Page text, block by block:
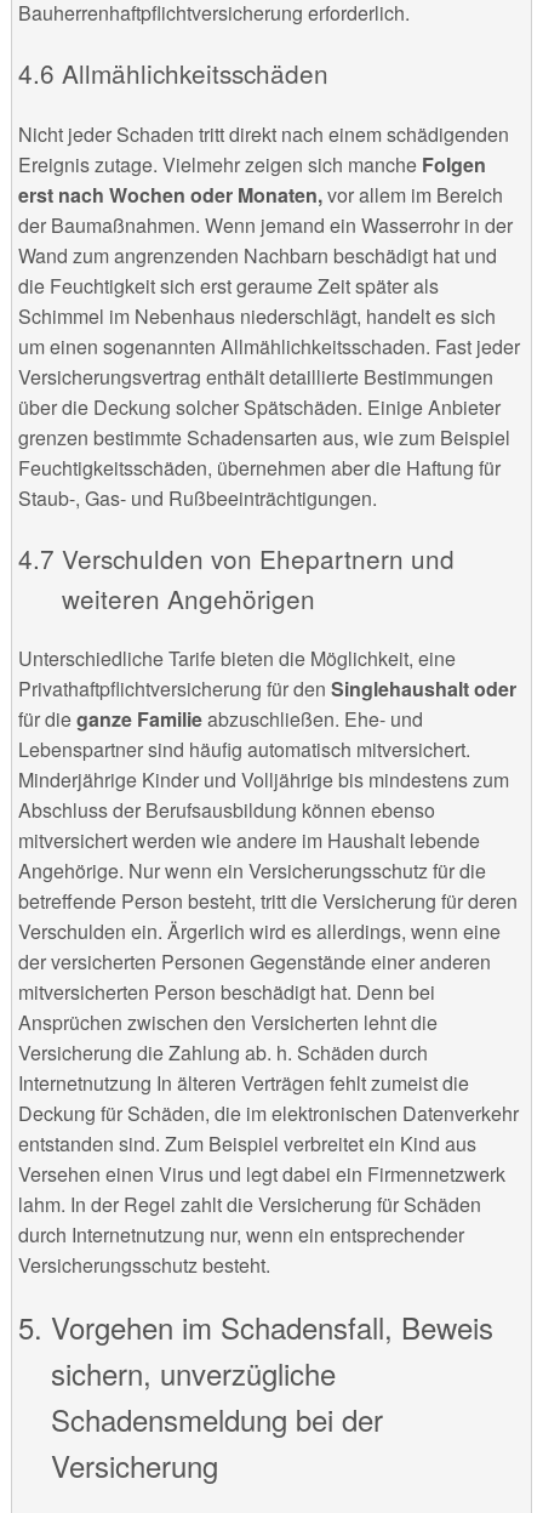
Bauherrenhaftpflichtversicherung erforderlich.
Allmählichkeitsschäden
Nicht jeder Schaden tritt direkt nach einem schädigenden
Ereignis zutage. Vielmehr zeigen sich manche Folgen
erst nach Wochen oder Monaten,vor allem im Bereich
der Baumaßnahmen. Wenn jemand ein Wasserrohr in der
Wand zum angrenzenden Nachbarn beschädigt hat und
die Feuchtigkeit sich erst geraume Zeit später als
Schimmel im Nebenhaus niederschlägt, handelt es sich
um einen sogenannten Allmählichkeitsschaden. Fast jeder
Versicherungsvertrag enthält detaillierte Bestimmungen
über die Deckung solcher Spätschäden. Einige Anbieter
grenzen bestimmte Schadensarten aus, wie zum Beispiel
Feuchtigkeitsschäden, übernehmen aber die Haftung für
Staub-, Gas- und Rußbeeinträchtigungen.
Verschulden von Ehepartnern und
weiteren Angehörigen
Unterschiedliche Tarife bieten die Möglichkeit, eine
Privathaftpflichtversicherung für den Singlehaushalt oder
für dieganze Familieabzuschließen. Ehe- und
Lebenspartner sind häufig automatisch mitversichert.
Minderjährige Kinder und Volljährige bis mindestens zum
Abschluss der Berufsausbildung können ebenso
mitversichert werden wie andere im Haushalt lebende
Angehörige. Nur wenn ein Versicherungsschutz für die
betreffende Person besteht, tritt die Versicherung für deren
Verschulden ein. Ärgerlich wird es allerdings, wenn eine
der versicherten Personen Gegenstände einer anderen
mitversicherten Person beschädigt hat. Denn bei
Ansprüchen zwischen den Versicherten lehnt die
Versicherung die Zahlung ab. h. Schäden durch
Internetnutzung In älteren Verträgen fehlt zumeist die
Deckung für Schäden, die im elektronischen Datenverkehr
entstanden sind. Zum Beispiel verbreitet ein Kind aus
Versehen einen Virus und legt dabei ein Firmennetzwerk
lahm. In der Regel zahlt die Versicherung für Schäden
durch Internetnutzung nur, wenn ein entsprechender
Versicherungsschutz besteht.
Vorgehen im Schadensfall, Beweis
sichern, unverzügliche
Schadensmeldung bei der
Versicherung